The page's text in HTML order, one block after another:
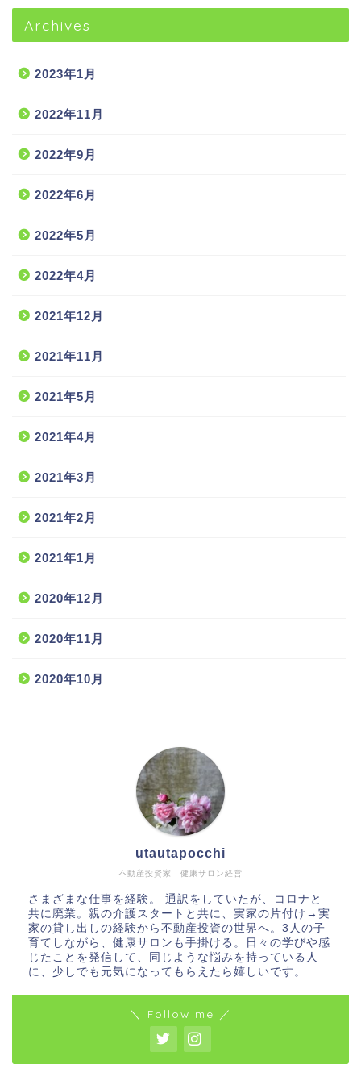
Archives
2023年1月
2022年11月
2022年9月
2022年6月
2022年5月
2022年4月
2021年12月
2021年11月
2021年5月
2021年4月
2021年3月
2021年2月
2021年1月
2020年12月
2020年11月
2020年10月
不動産投資家 健康サロン経営
utautapocchi
さまざまな仕事を経験。 通訳をしていたが、コロナと
共に廃業。親の介護スタートと共に、実家の片付け→実
家の貸し出しの経験から不動産投資の世界へ。3人の子
育てしながら、健康サロンも手掛ける。日々の学びや感
じたことを発信して、同じような悩みを持っている人
に、少しでも元気になってもらえたら嬉しいです。
＼ Follow me ／